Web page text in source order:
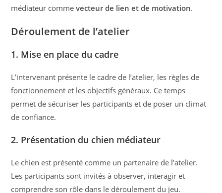
médiateur commevecteur de lien et de motivation.
Déroulement de l’atelier
1. Mise en place du cadre
L’intervenant présente le cadre de l’atelier, les règles de
fonctionnement et les objectifs généraux. Ce temps
permet de sécuriser les participants et de poser un climat
de confiance.
2. Présentation du chien médiateur
Le chien est présenté comme un partenaire de l’atelier.
Les participants sont invités à observer, interagir et
comprendre son rôle dans le déroulement du jeu.